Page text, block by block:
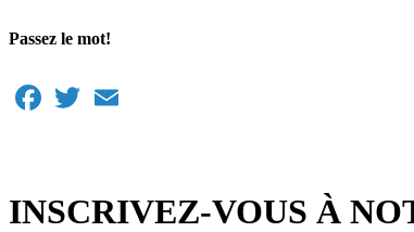
Passez le mot!
Facebook
Twitter
INSCRIVEZ-VOUS À